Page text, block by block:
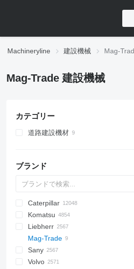
Machineryline 建設機械 Mag-
Mag-Trade 建設機械
カテゴリー
道路建設機材
アスファルトプラント
ブランド
Titan
AL
AS
AZ
SP
SR
SV
AX
X-Series
AFW
AP
ASC
AV
RAMMAX
HD
FlexiROC
ROC
SmartROC
1304
1404
1604
AR
MH
W series
400 - series
500 - series
700 - series
BC
BF
BM
BP
BT
BVP
BG
RG
BB
DTV
SF
TW
553
753
A series
E series
S series
T series
GSH
Leonardo
AHK
K-series
PC
CK
3.5
B-series
C-series
450
570
580
590
621
695
Caterpillar
12H
12M
120
140
160
CM
Scorpion
Torion
MC
BlockKing
MobKing
30
60
100
CF
LF
Mega
D-series
RH
AC
CC
DF
DK
DX
F-series
JCPT
JT
R-series
Framax
Frami
DH
DL
DX
TD
CA
CC
CP
CS
F series
R-series
AirROC
W-series
ER
Compact
Turbomix
ATF
F-series
RTF
FL
EX
FD
FH
FR
W-series
Cargo
FS
F-series
MHL
HCR
HRE
EK
R-series
RT
SL
AWP
GR
GS
S series
Z series
D-series
G1200
G2200
G2300
G2700
GT
XL
GMK
RT
TMS
D-series
BG
3307
3412
DV
GRW
H-series
Compact
H-series
HA
HT
Optimum
HMK
700
LL
EX
KH
ZW
ZX
Zaxis
SCX
C-series
H-series
A-series
FS
K-series
ZL
HL-series
HW-series
HX-series
R-series
Robex
HBR
Daily
EuroCargo
Eurotrakker
Trakker
YF
DD
SD
ELF
IT
1CX
2CX
3CX
3DX
4CX
10
340AJ
450
460
520
CT
HT
KV
SPX
410
PM
KR
NK
KR
KM
7055
7150
CKE
RK
SK
Komatsu
D series
GD
PC
PW
5035
5050
5065
5075
KMK
A-series
GL-series
K-series
KH-series
A-series
AR
AS
MT
Liebherr
A-series
HS
K-Series
SL
HTC
RTC
836
855
856
GRIL
CDM
LG
FR
LE
TGA
TGL
MP
Madpatcher
MC
Mag-Trade
DS
ES
HR
AETJ
ATJ
XE
MI
Parma
MW
6
8
A-series
Actros
Antos
DBM
TF
Canter
VA
AL
B-series
D-series
120
HR
Cabstar
NT
NM
F-series
L-series
Snake
H-series
HD
S151-19E
ATT
SK
Spider 18.90 Pro
GTMR
H-series
BSA
M-series
MR
RW
C-series
K-series
XN
R-series
RX
E-Series
ER
655
656
TS
SE
Commando
DI
Sany
HBT
P-series
SP
1622
SL
613
F3000
SD
SD
SJ
A-series
R312
1265
HA
SWE
FR85
ATF
ATF
TB
815
A-series
CF
300F
URW
D-series
W
Volvo